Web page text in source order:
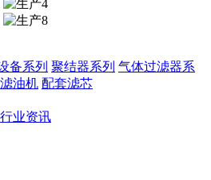
备系列 聚结器系列 气体过滤器系
滤油机 配套滤芯
行业资讯